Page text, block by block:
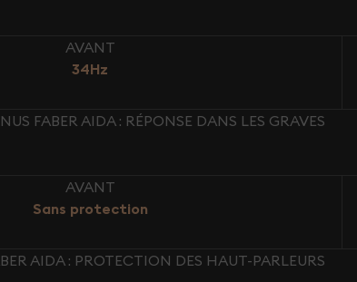
AVANT
34Hz
FABER AIDA : RÉPONSE DANS LES GRAVES
AVANT
Sans protection
AIDA : PROTECTION DES HAUT-PARLEURS